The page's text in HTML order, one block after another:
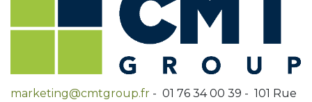
marketing@cmtgroup.fr - 01 76 34 00 39 - 101 Rue